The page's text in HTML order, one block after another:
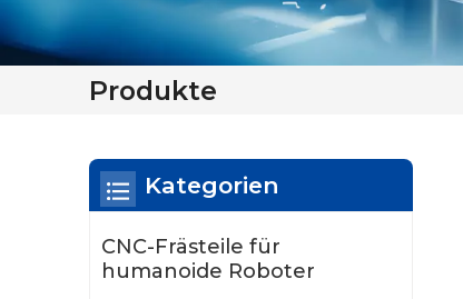
Produkte
Kategorien
CNC-Frästeile für
humanoide Roboter